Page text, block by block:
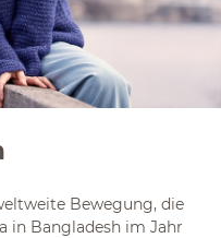
Bewegung, die
in Bangladesh im Jahr